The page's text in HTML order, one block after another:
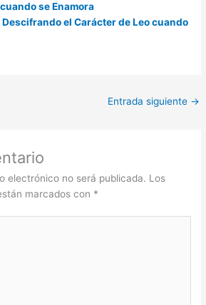
se Enamora
Descifrando el Carácter de Leo cuando
Entrada siguiente →
electrónico no será publicada. Los
marcados con *